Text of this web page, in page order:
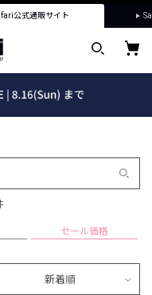
公式通販サイト
セール価格
新着順